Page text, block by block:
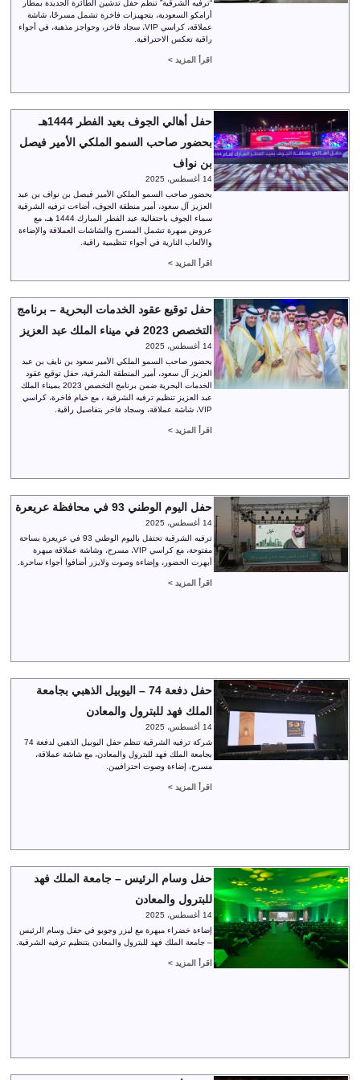
“ترفيه الشرقية” تنظم حفل تدشين الطائرة الجديدة بمطار
أرامكو السعودية، بتجهيزات فاخرة تشمل مسرحًا، شاشة
عملاقة، كراسي VIP، سجاد فاخر، وحواجز مذهبة، في أجواء
راقية تعكس الاحترافية.
اقرأ المزيد >
حفل أهالي الجوف بعيد الفطر 1444هـ
بحضور صاحب السمو الملكي الأمير فيصل
بن نواف
14 أغسطس، 2025
بحضور صاحب السمو الملكي الأمير فيصل بن نواف بن عبد
العزيز آل سعود، أمير منطقة الجوف، أضاءت ترفيه الشرقية
سماء الجوف باحتفالية عيد الفطر المبارك 1444 هـ، مع
عروض مبهرة تشمل المسرح والشاشات العملاقة والإضاءة
والألعاب النارية في أجواء تنظيمية راقية.
اقرأ المزيد >
حفل توقيع عقود الخدمات البحرية – برنامج
التخصص 2023 في ميناء الملك عبد العزيز
14 أغسطس، 2025
بحضور صاحب السمو الملكي الأمير سعود بن نايف بن عبد
العزيز آل سعود، أمير المنطقة الشرقية، حفل توقيع عقود
الخدمات البحرية ضمن برنامج التخصص 2023 بميناء الملك
عبد العزيز تنظيم ترفيه الشرقية ، مع خيام فاخرة، كراسي
VIP، شاشة عملاقة، وسجاد فاخر بتفاصيل راقية.
اقرأ المزيد >
حفل اليوم الوطني 93 في محافظة عريعرة
14 أغسطس، 2025
ترفيه الشرقية تحتفل باليوم الوطني 93 في عريعرة بساحة
مفتوحة، مع كراسي VIP، مسرح، وشاشة عملاقة مبهرة
أبهرت الحضور، وإضاءة وصوت ولايزر أضافوا أجواء ساحرة.
اقرأ المزيد >
حفل دفعة 74 – اليوبيل الذهبي بجامعة
الملك فهد للبترول والمعادن
14 أغسطس، 2025
شركة ترفيه الشرقية تنظم حفل اليوبيل الذهبي لدفعة 74
بجامعة الملك فهد للبترول والمعادن، مع شاشة عملاقة،
مسرح، إضاءة وصوت احترافيين.
اقرأ المزيد >
حفل وسام الرئيس – جامعة الملك فهد
للبترول والمعادن
14 أغسطس، 2025
إضاءة خضراء مبهرة مع ليزر وجوبو في حفل وسام الرئيس
– جامعة الملك فهد للبترول والمعادن بتنظيم ترفيه الشرقية.
اقرأ المزيد >